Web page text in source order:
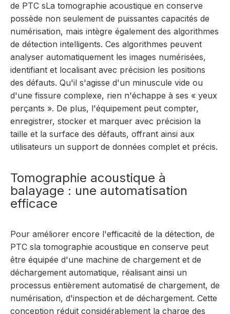
de PTC sLa tomographie acoustique en conserve
possède non seulement de puissantes capacités de
numérisation, mais intègre également des algorithmes
de détection intelligents. Ces algorithmes peuvent
analyser automatiquement les images numérisées,
identifiant et localisant avec précision les positions
des défauts. Qu'il s'agisse d'un minuscule vide ou
d'une fissure complexe, rien n'échappe à ses « yeux
perçants ». De plus, l'équipement peut compter,
enregistrer, stocker et marquer avec précision la
taille et la surface des défauts, offrant ainsi aux
utilisateurs un support de données complet et précis.
Tomographie acoustique à
balayage : une automatisation
efficace
Pour améliorer encore l'efficacité de la détection, de
PTC sla tomographie acoustique en conserve peut
être équipée d'une machine de chargement et de
déchargement automatique, réalisant ainsi un
processus entièrement automatisé de chargement, de
numérisation, d'inspection et de déchargement. Cette
conception réduit considérablement la charge des